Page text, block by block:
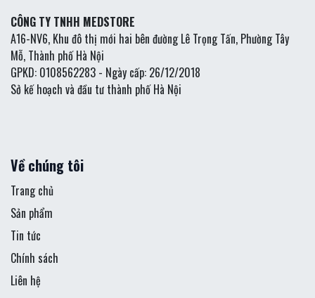
CÔNG TY TNHH MEDSTORE
A16-NV6, Khu đô thị mới hai bên đường Lê Trọng Tấn, Phường Tây
Mỗ, Thành phố Hà Nội
GPKD: 0108562283 - Ngày cấp: 26/12/2018
Sở kế hoạch và đầu tư thành phố Hà Nội
Về chúng tôi
Trang chủ
Sản phẩm
Tin tức
Chính sách
Liên hệ